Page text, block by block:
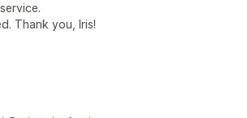
Thank you, Iris!